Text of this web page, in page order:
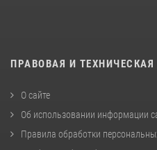
ПРАВОВАЯ И
О сайте
Об использовании информации
Правила обработки